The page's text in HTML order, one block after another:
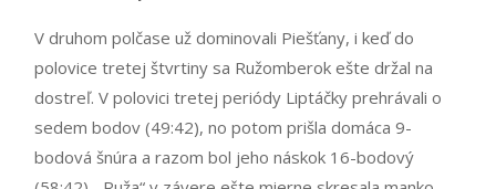
V druhom polčase už dominovali Piešťany, i keď do
polovice tretej štvrtiny sa Ružomberok ešte držal na
dostreľ. V polovici tretej periódy Liptáčky prehrávali o
sedem bodov (49:42), no potom prišla domáca 9-
bodová šnúra a razom bol jeho náskok 16-bodový